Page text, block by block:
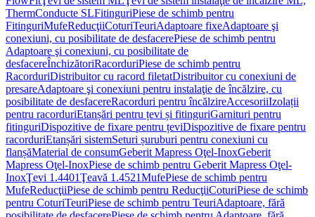
ThermConducte SLFitinguriPiese de schimb pentru
FitinguriMufeReducţiiCoturiTeuriAdaptoare fixeAdaptoare şi
conexiuni, cu posibilitate de desfacerePiese de schimb pentru
Adaptoare şi conexiuni, cu posibilitate de
desfacereÎnchizătoriRacorduriPiese de schimb pentru
RacorduriDistribuitor cu racord filetatDistribuitor cu conexiuni de
presareAdaptoare şi conexiuni pentru instalaţie de încălzire, cu
posibilitate de desfacereRacorduri pentru încălzireAccesoriiIzolații
pentru racorduriEtanșări pentru țevi și fitinguriGarnituri pentru
fitinguriDispozitive de fixare pentru țeviDispozitive de fixare pentru
racorduriEtanșări sistemSeturi șuruburi pentru conexiuni cu
flanșăMaterial de consumGeberit Mapress Oţel-InoxGeberit
Mapress Oţel-InoxPiese de schimb pentru Geberit Mapress Oţel-
InoxŢevi 1.4401Ţeavă 1.4521MufePiese de schimb pentru
MufeReducţiiPiese de schimb pentru ReducţiiCoturiPiese de schimb
pentru CoturiTeuriPiese de schimb pentru TeuriAdaptoare, fără